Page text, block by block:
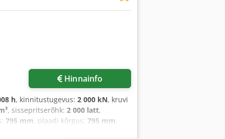
Hinnainfo
h, kinnitustugevus: 2 000 kN, kruvi
, sissepritserõhk: 2 000 latt,
795 mm, plaadi kõrgus: 795 mm,